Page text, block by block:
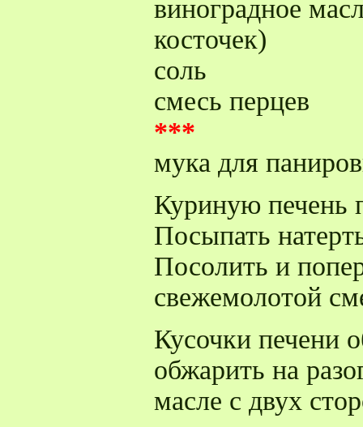
виноградное
косточек)
соль
смесь перцев
***
мука для
Куриную печень
Посыпать
Посолить и
свежемолотой
Кусочки печени
обжарить на
масле с двух